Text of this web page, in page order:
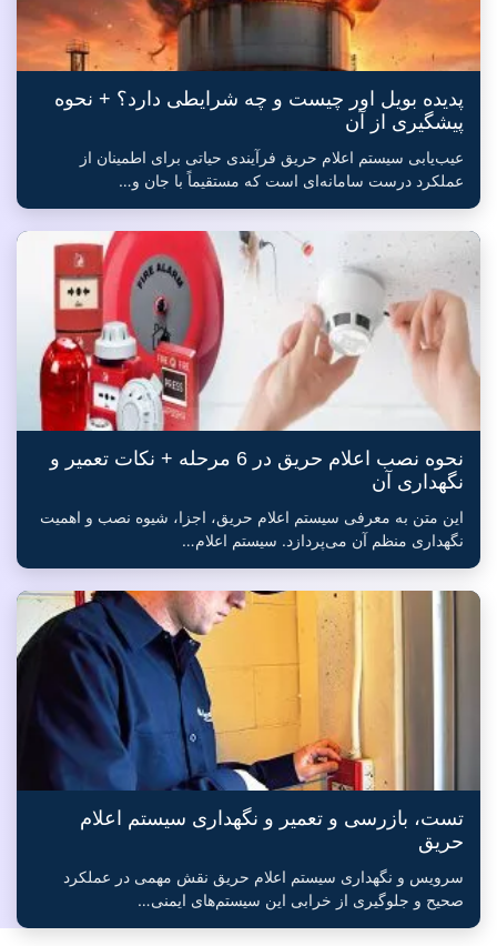
پدیده بویل اور چیست و چه شرایطی دارد؟ + نحوه
پیشگیری از آن
عیب‌یابی سیستم اعلام حریق فرآیندی حیاتی برای اطمینان از
عملکرد درست سامانه‌ای است که مستقیماً با جان و…
نحوه نصب اعلام حریق در 6 مرحله + نکات تعمیر و
نگهداری آن
این متن به معرفی سیستم اعلام حریق، اجزا، شیوه نصب و اهمیت
نگهداری منظم آن می‌پردازد. سیستم اعلام…
تست، بازرسی و تعمیر و نگهداری سیستم اعلام
حریق
سرویس و نگهداری سیستم اعلام حریق نقش مهمی در عملکرد
صحیح و جلوگیری از خرابی این سیستم‌های ایمنی…